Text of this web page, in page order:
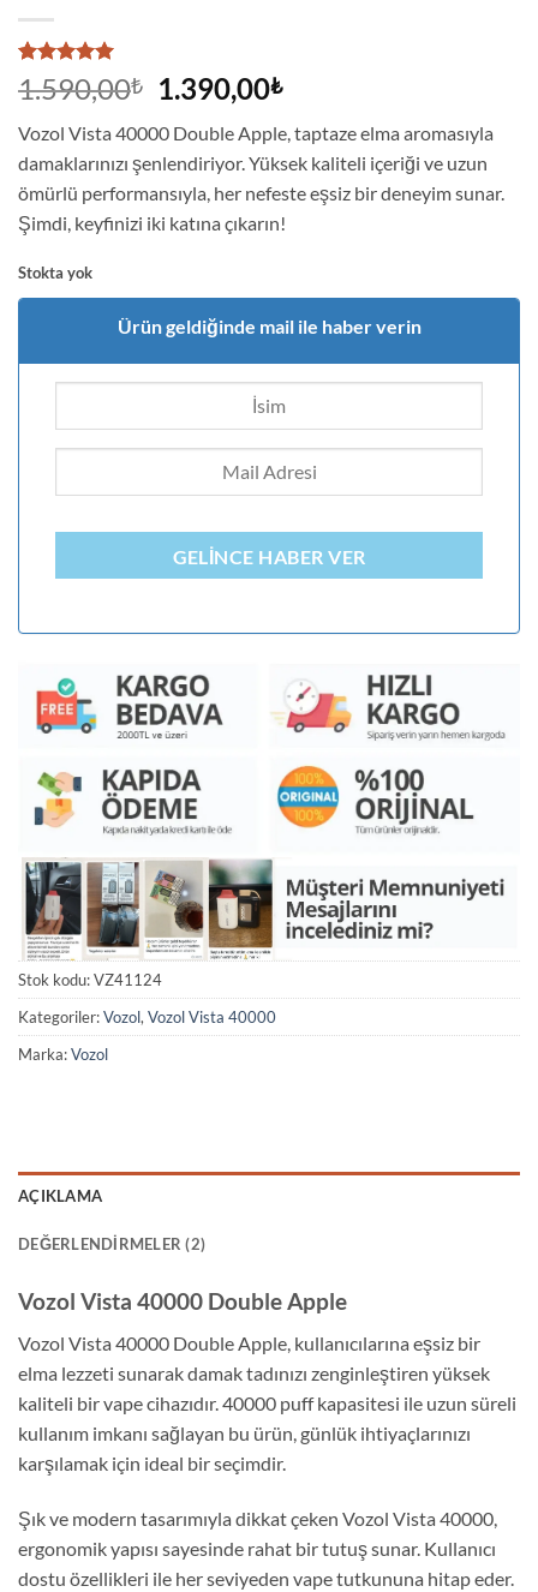
2
müşteri
puanına
5 üzerinden
5 puan aldı
1.590,00₺
Orijinal
1.590,00₺.
1.390,00₺Şu
fiyat:
1.390,00₺.
Vozol Vista 40000 Double Apple, taptaze elma aromasıyla
damaklarınızı şenlendiriyor. Yüksek kaliteli içeriği ve uzun
ömürlü performansıyla, her nefeste eşsiz bir deneyim sunar.
Şimdi, keyfinizi iki katına çıkarın!
Stokta yok
Ürün geldiğinde mail ile haber verin
GELINCE HABER VER
Stok kodu:VZ41124
Kategoriler:Vozol,Vozol Vista 40000
Marka:Vozol
AÇIKLAMA
DEĞERLENDIRMELER (2)
Vozol Vista 40000 Double Apple
Vozol Vista 40000 Double Apple, kullanıcılarına eşsiz bir
elma lezzeti sunarak damak tadınızı zenginleştiren yüksek
kaliteli bir vape cihazıdır. 40000 puff kapasitesi ile uzun süreli
kullanım imkanı sağlayan bu ürün, günlük ihtiyaçlarınızı
karşılamak için ideal bir seçimdir.
Şık ve modern tasarımıyla dikkat çeken Vozol Vista 40000,
ergonomik yapısı sayesinde rahat bir tutuş sunar. Kullanıcı
dostu özellikleri ile her seviyeden vape tutkununa hitap eder.